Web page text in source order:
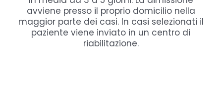
avviene presso il proprio domicilio nella
maggior parte dei casi. In casi selezionati il
paziente viene inviato in un centro di
riabilitazione.